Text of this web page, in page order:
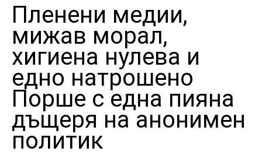
Пленени медии,
мижав морал,
хигиена нулева и
едно натрошено
Порше с една пияна
дъщеря на анонимен
политик